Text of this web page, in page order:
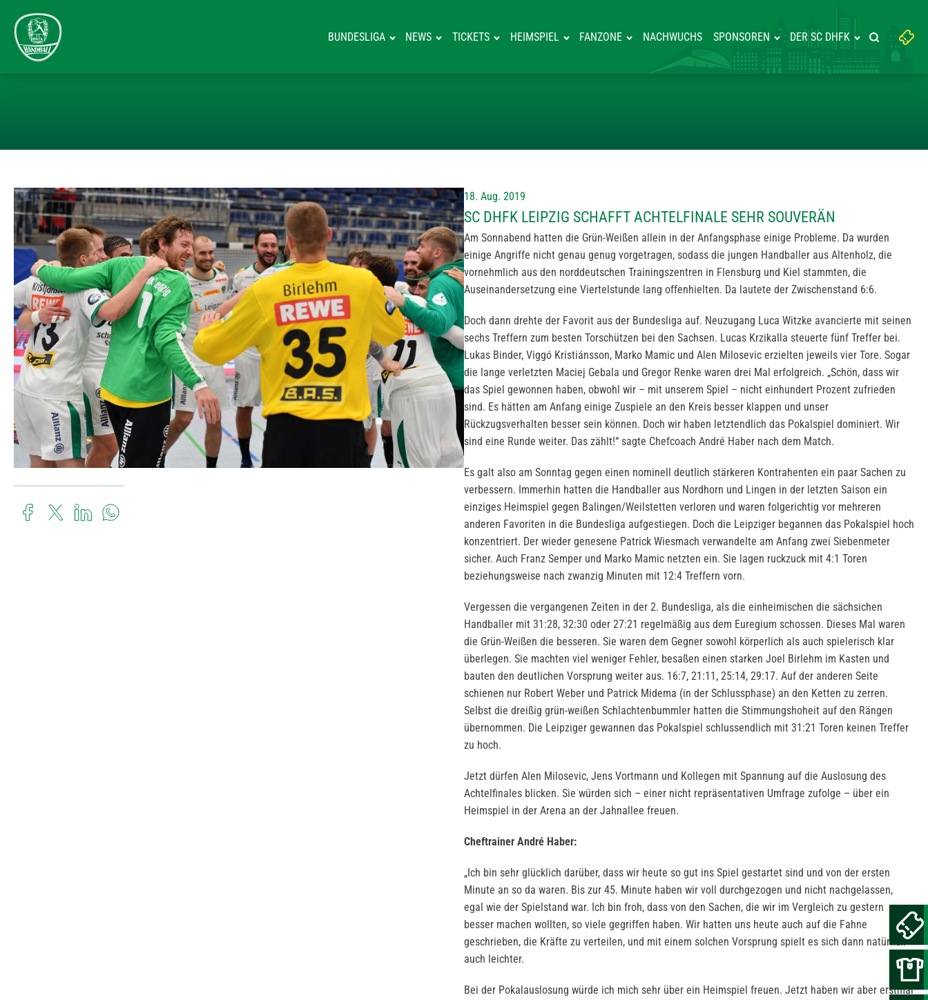
BUNDESLIGA NEWS TICKETS HEIMSPIEL FANZONE NACHWUCHS SPONSOREN DER SC DHFK
Suchbegriff
eingeben:
Suche
18. Aug. 2019
SC DHFK LEIPZIG SCHAFFT ACHTELFINALE SEHR SOUVERÄN
Am Sonnabend hatten die Grün-Weißen allein in der Anfangsphase einige Probleme. Da wurden
einige Angriffe nicht genau genug vorgetragen, sodass die jungen Handballer aus Altenholz, die
vornehmlich aus den norddeutschen Trainingszentren in Flensburg und Kiel stammten, die
Auseinandersetzung eine Viertelstunde lang offenhielten. Da lautete der Zwischenstand 6:6.
Doch dann drehte der Favorit aus der Bundesliga auf. Neuzugang Luca Witzke avancierte mit seinen
sechs Treffern zum besten Torschützen bei den Sachsen. Lucas Krzikalla steuerte fünf Treffer bei.
Lukas Binder, Viggó Kristiánsson, Marko Mamic und Alen Milosevic erzielten jeweils vier Tore. Sogar
die lange verletzten Maciej Gebala und Gregor Renke waren drei Mal erfolgreich. „Schön, dass wir
das Spiel gewonnen haben, obwohl wir – mit unserem Spiel – nicht einhundert Prozent zufrieden
sind. Es hätten am Anfang einige Zuspiele an den Kreis besser klappen und unser
Rückzugsverhalten besser sein können. Doch wir haben letztendlich das Pokalspiel dominiert. Wir
sind eine Runde weiter. Das zählt!“ sagte Chefcoach André Haber nach dem Match.
Es galt also am Sonntag gegen einen nominell deutlich stärkeren Kontrahenten ein paar Sachen zu
verbessern. Immerhin hatten die Handballer aus Nordhorn und Lingen in der letzten Saison ein
einziges Heimspiel gegen Balingen/Weilstetten verloren und waren folgerichtig vor mehreren
anderen Favoriten in die Bundesliga aufgestiegen. Doch die Leipziger begannen das Pokalspiel hoch
konzentriert. Der wieder genesene Patrick Wiesmach verwandelte am Anfang zwei Siebenmeter
sicher. Auch Franz Semper und Marko Mamic netzten ein. Sie lagen ruckzuck mit 4:1 Toren
beziehungsweise nach zwanzig Minuten mit 12:4 Treffern vorn.
Vergessen die vergangenen Zeiten in der 2. Bundesliga, als die einheimischen die sächsichen
Handballer mit 31:28, 32:30 oder 27:21 regelmäßig aus dem Euregium schossen. Dieses Mal waren
die Grün-Weißen die besseren. Sie waren dem Gegner sowohl körperlich als auch spielerisch klar
überlegen. Sie machten viel weniger Fehler, besaßen einen starken Joel Birlehm im Kasten und
bauten den deutlichen Vorsprung weiter aus. 16:7, 21:11, 25:14, 29:17. Auf der anderen Seite
schienen nur Robert Weber und Patrick Midema (in der Schlussphase) an den Ketten zu zerren.
Selbst die dreißig grün-weißen Schlachtenbummler hatten die Stimmungshoheit auf den Rängen
übernommen. Die Leipziger gewannen das Pokalspiel schlussendlich mit 31:21 Toren keinen Treffer
zu hoch.
Jetzt dürfen Alen Milosevic, Jens Vortmann und Kollegen mit Spannung auf die Auslosung des
Achtelfinales blicken. Sie würden sich – einer nicht repräsentativen Umfrage zufolge – über ein
Heimspiel in der Arena an der Jahnallee freuen.
Cheftrainer André Haber:
„Ich bin sehr glücklich darüber, dass wir heute so gut ins Spiel gestartet sind und von der ersten
Minute an so da waren. Bis zur 45. Minute haben wir voll durchgezogen und nicht nachgelassen,
egal wie der Spielstand war. Ich bin froh, dass von den Sachen, die wir im Vergleich zu gestern
besser machen wollten, so viele gegriffen haben. Wir hatten uns heute auch auf die Fahne
geschrieben, die Kräfte zu verteilen, und mit einem solchen Vorsprung spielt es sich dann natürlich
auch leichter.
Bei der Pokalauslosung würde ich mich sehr über ein Heimspiel freuen. Jetzt haben wir aber erstmal